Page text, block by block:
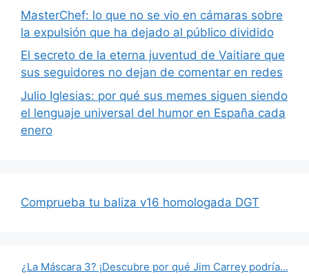
MasterChef: lo que no se vio en cámaras sobre
la expulsión que ha dejado al público dividido
El secreto de la eterna juventud de Vaitiare que
sus seguidores no dejan de comentar en redes
Julio Iglesias: por qué sus memes siguen siendo
el lenguaje universal del humor en España cada
enero
Comprueba tu baliza v16 homologada DGT
¿La Máscara 3? ¡Descubre por qué Jim Carrey podría…